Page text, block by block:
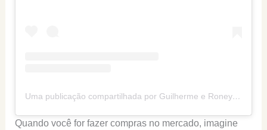
Uma publicação compartilhada por Guilherme e Roney (@senhortanquinho)
Quando você for fazer compras no mercado, imagine